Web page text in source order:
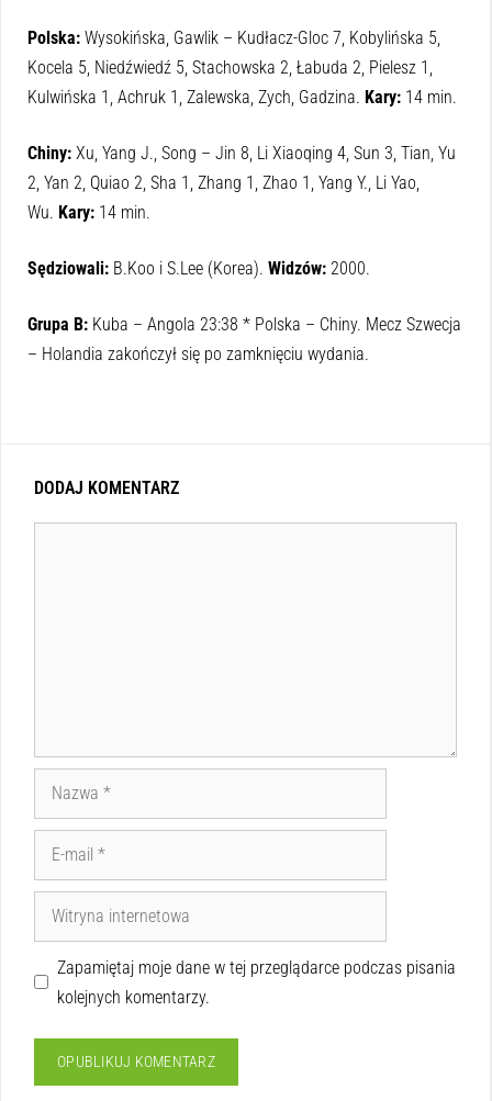
Polska: Wysokińska, Gawlik – Kudłacz-Gloc 7, Kobylińska 5,
Kocela 5, Niedźwiedź 5, Stachowska 2, Łabuda 2, Pielesz 1,
Kulwińska 1, Achruk 1, Zalewska, Zych, Gadzina. Kary: 14 min.
Chiny: Xu, Yang J., Song – Jin 8, Li Xiaoqing 4, Sun 3, Tian, Yu
2, Yan 2, Quiao 2, Sha 1, Zhang 1, Zhao 1, Yang Y., Li Yao,
Wu. Kary: 14 min.
Sędziowali: B.Koo i S.Lee (Korea). Widzów: 2000.
Grupa B: Kuba – Angola 23:38 * Polska – Chiny. Mecz Szwecja
– Holandia zakończył się po zamknięciu wydania.
DODAJ KOMENTARZ
Zapamiętaj moje dane w tej przeglądarce podczas pisania
kolejnych komentarzy.